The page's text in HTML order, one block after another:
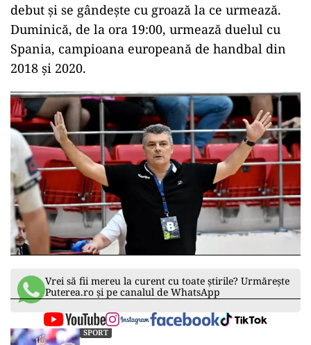
debut și se gândește cu groază la ce urmează.
Duminică, de la ora 19:00, urmează duelul cu
Spania, campioana europeană de handbal din
2018 și 2020.
Vrei să fii mereu la curent cu toate știrile? Urmărește
Puterea.ro și pe canalul de WhatsApp
SPORT